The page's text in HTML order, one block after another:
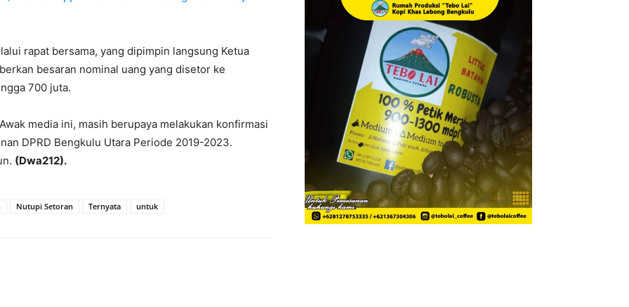
rapat bersama, yang dipimpin langsung Ketua
besaran nominal uang yang disetor ke
700 juta.
media ini, masih berupaya melakukan konfirmasi
DPRD Bengkulu Utara Periode 2019-2023.
(Dwa212).
Nutupi Setoran Ternyata untuk